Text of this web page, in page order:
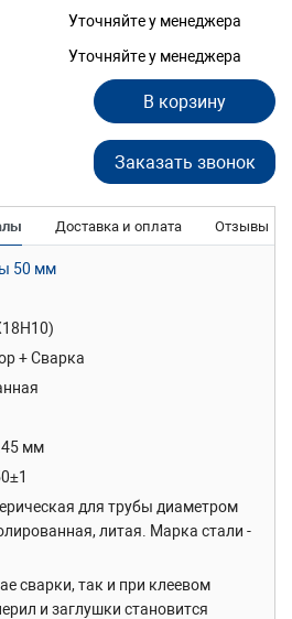
Уточняйте у менеджера
Уточняйте у менеджера
В корзину
Заказать звонок
Доставка и оплата Отзывы
50 мм
+ Сварка
мм
для трубы диаметром
литая. Марка стали -
сварки, так и при клеевом
и заглушки становится